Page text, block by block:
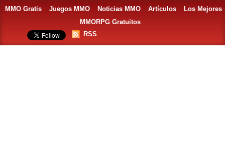
MMO Gratis Juegos MMO Noticias MMO Artículos
Los Mejores
MMORPG Gratuitos
RSS